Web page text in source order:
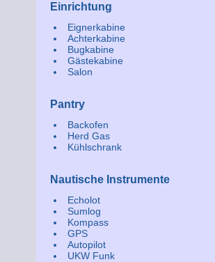
Einrichtung
Eignerkabine
Achterkabine
Bugkabine
Gästekabine
Salon
Pantry
Backofen
Herd Gas
Kühlschrank
Nautische Instrumente
Echolot
Sumlog
Kompass
GPS
Autopilot
UKW Funk